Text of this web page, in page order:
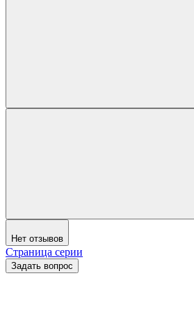
Нет отзывов
Страница серии
Задать вопрос